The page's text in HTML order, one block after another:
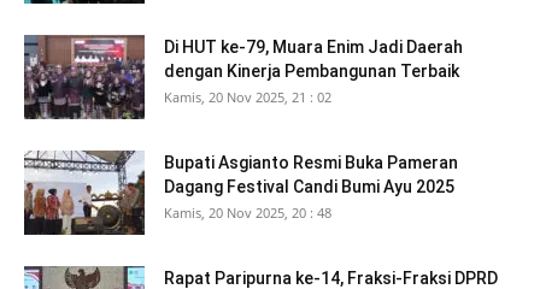
Di HUT ke-79, Muara Enim Jadi Daerah
dengan Kinerja Pembangunan Terbaik
Kamis, 20 Nov 2025, 21 : 02
Bupati Asgianto Resmi Buka Pameran
Dagang Festival Candi Bumi Ayu 2025
Kamis, 20 Nov 2025, 20 : 48
Rapat Paripurna ke-14, Fraksi-Fraksi DPRD